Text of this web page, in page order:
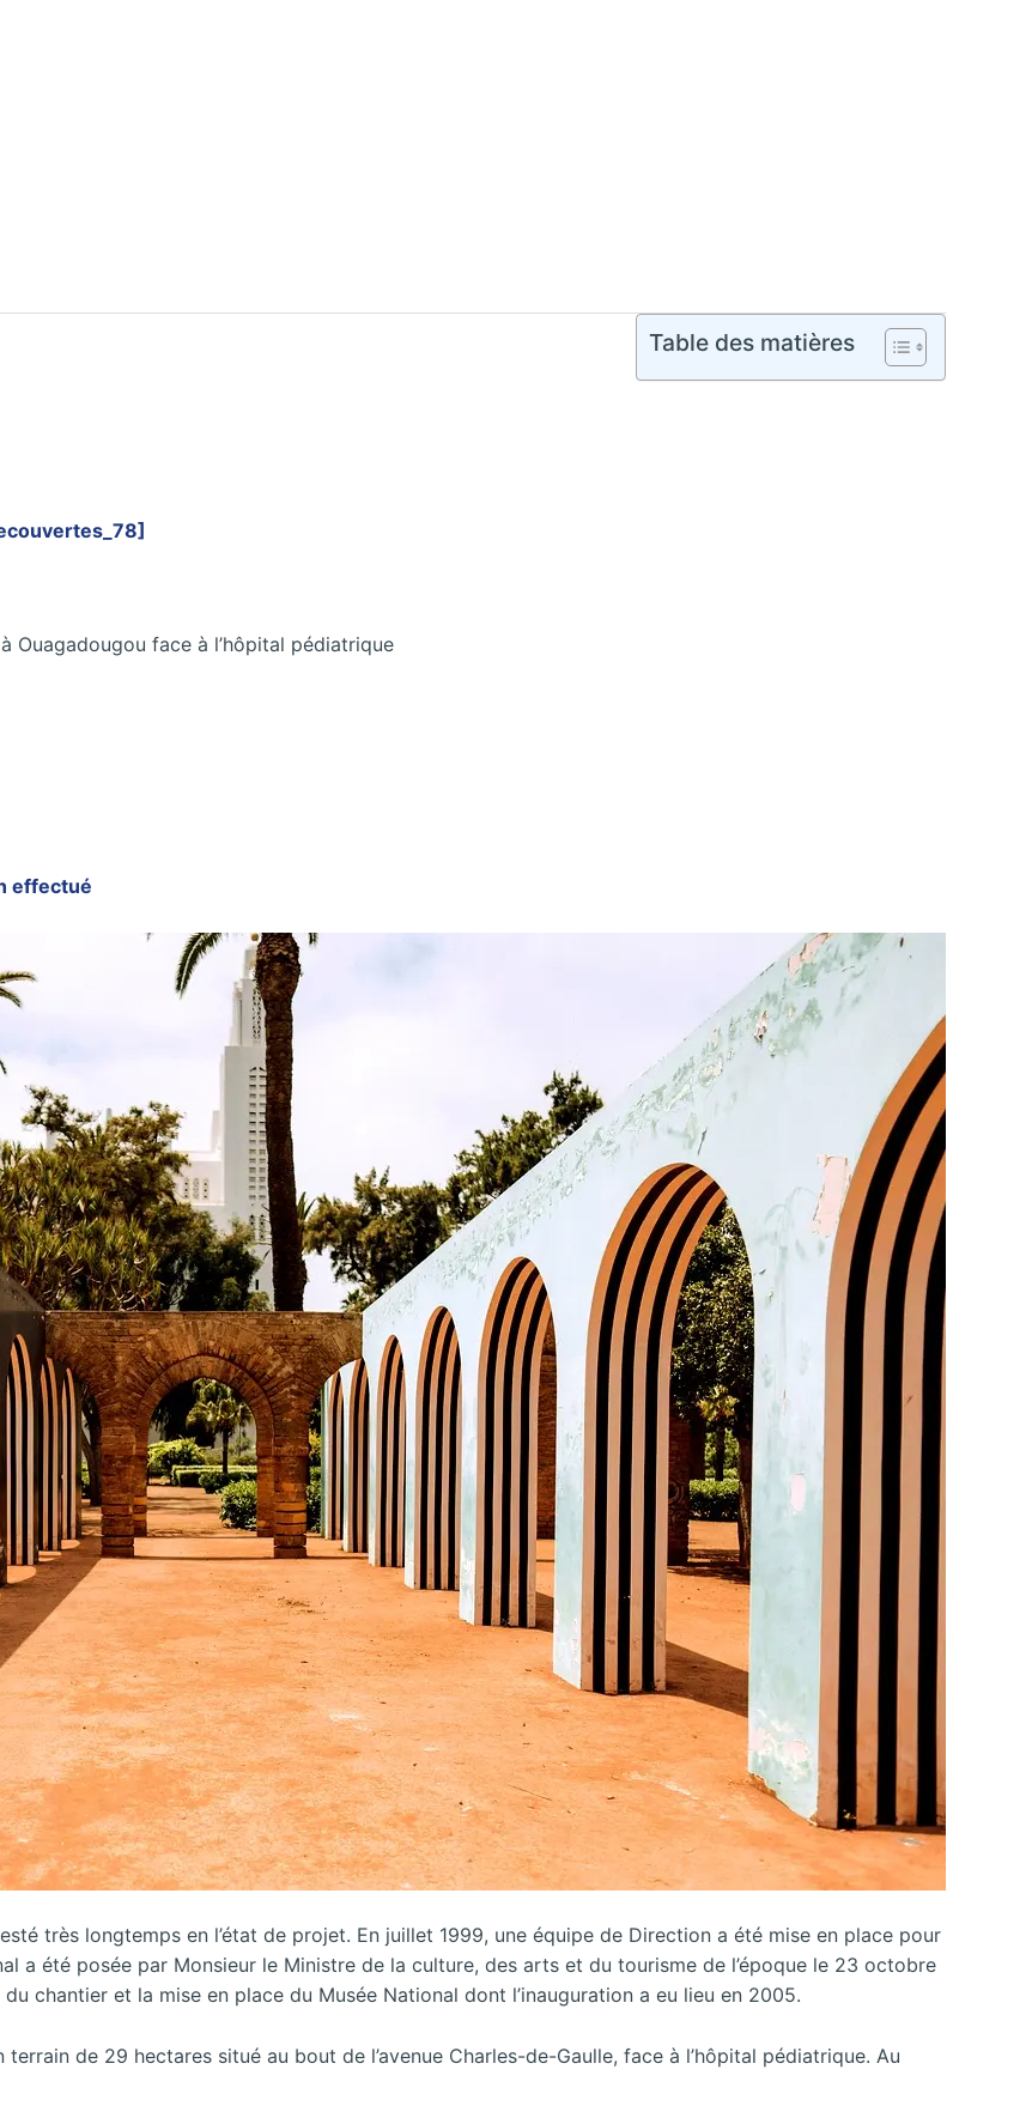
Table des matières
Ouagadougou face à l’hôpital pédiatrique
effectué
très longtemps en l’état de projet. En juillet 1999, une équipe de Direction a été mise en place pour
a été posée par Monsieur le Ministre de la culture, des arts et du tourisme de l’époque le 23 octobre
chantier et la mise en place du Musée National dont l’inauguration a eu lieu en 2005.
de 29 hectares situé au bout de l’avenue Charles-de-Gaulle, face à l’hôpital pédiatrique. Au